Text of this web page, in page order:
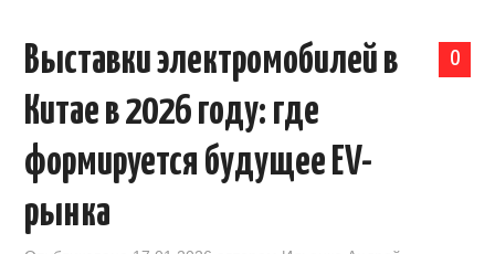
КАЛЕНДАРЬ ВЫСТАВОК В КИТАЕ
КЛУБ ИМПОРТЕРОВ
0
Выставки электромобилей в
Китае в 2026 году: где
формируется будущее EV-
рынка